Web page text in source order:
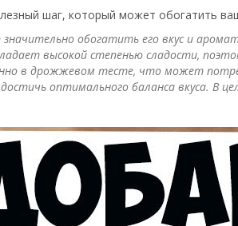
шаг, который может обогатить
обогатить его вкус и
высокой степенью сладости,
в дрожжевом тесте, что может
оптимального баланса вкуса. В